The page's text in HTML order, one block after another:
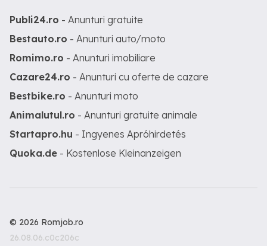
Publi24.ro - Anunturi gratuite
Bestauto.ro - Anunturi auto/moto
Romimo.ro - Anunturi imobiliare
Cazare24.ro - Anunturi cu oferte de cazare
Bestbike.ro - Anunturi moto
Animalutul.ro - Anunturi gratuite animale
Startapro.hu - Ingyenes Apróhirdetés
Quoka.de - Kostenlose Kleinanzeigen
© 2026 Romjob.ro
26.08.06.c0c206c